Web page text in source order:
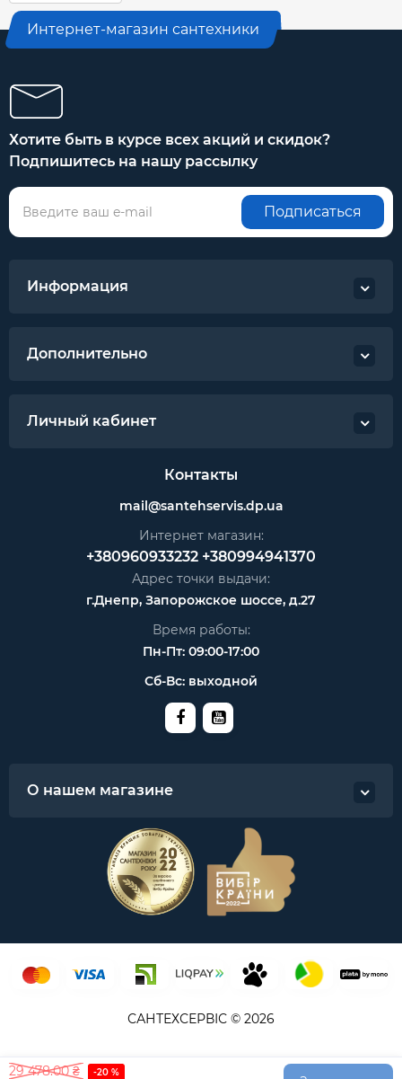
29 478.00 ₴ -20 %
Интернет-магазин сантехники
Хотите быть в курсе всех акций и скидок?
Подпишитесь на нашу рассылку
Подписаться
Информация
Дополнительно
Личный кабинет
Контакты
mail@santehservis.dp.ua
Интернет магазин:
+380960933232 +380994941370
Адрес точки выдачи:
г.Днепр, Запорожское шоссе, д.27
Время работы:
Пн-Пт: 09:00-17:00
Сб-Вс: выходной
О нашем магазине
САНТЕХСЕРВІС © 2026